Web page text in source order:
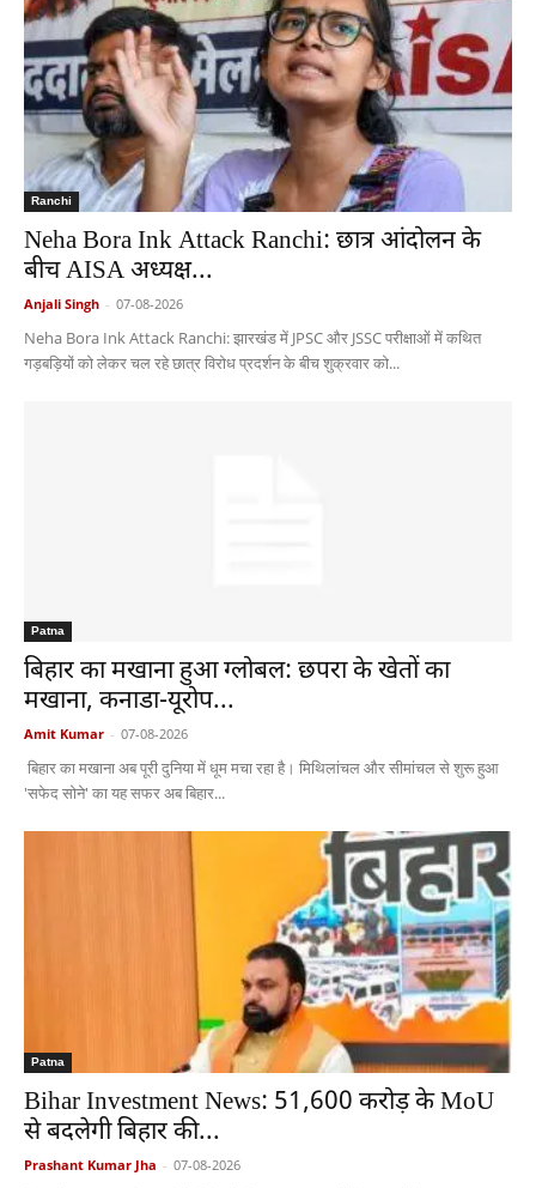
Ranchi
Neha Bora Ink Attack Ranchi: छात्र आंदोलन के
बीच AISA अध्यक्ष...
Anjali Singh - 07-08-2026
Neha Bora Ink Attack Ranchi: झारखंड में JPSC और JSSC परीक्षाओं में कथित
गड़बड़ियों को लेकर चल रहे छात्र विरोध प्रदर्शन के बीच शुक्रवार को...
Patna
बिहार का मखाना हुआ ग्लोबल: छपरा के खेतों का
मखाना, कनाडा-यूरोप...
Amit Kumar - 07-08-2026
बिहार का मखाना अब पूरी दुनिया में धूम मचा रहा है। मिथिलांचल और सीमांचल से शुरू हुआ
'सफेद सोने' का यह सफर अब बिहार...
Patna
Bihar Investment News: 51,600 करोड़ के MoU
से बदलेगी बिहार की...
Prashant Kumar Jha - 07-08-2026